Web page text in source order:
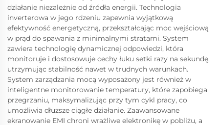
działanie niezależnie od źródła energii. Technologia
inverterowa w jego rdzeniu zapewnia wyjątkową
efektywność energetyczną, przekształcając moc wejściową
w prąd do spawania z minimalnymi stratami. System
zawiera technologię dynamicznej odpowiedzi, która
monitoruje i dostosowuje cechy łuku setki razy na sekundę,
utrzymując stabilność nawet w trudnych warunkach.
System zarządzania mocą wyposażony jest również w
inteligentne monitorowanie temperatury, które zapobiega
przegrzaniu, maksymalizując przy tym cykl pracy, co
umożliwia dłuższe ciągłe działanie. Zaawansowane
ekranowanie EMI chroni wrażliwe elektronikę w pobliżu, a